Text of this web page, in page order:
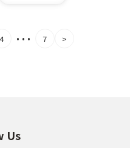
インショップ
4 … 7 >
Us